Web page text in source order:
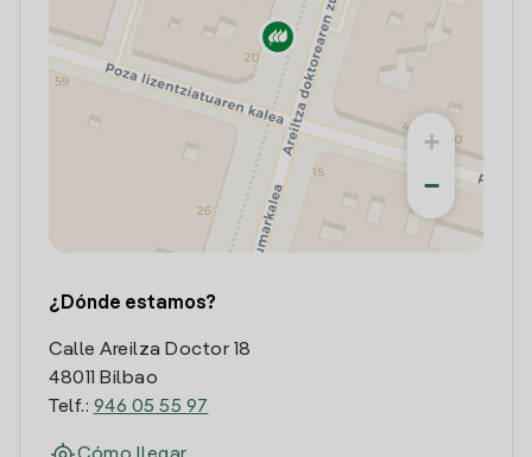
+
−
¿Dónde estamos?
Calle Areilza Doctor 18
48011 Bilbao
Telf.: 946 05 55 97